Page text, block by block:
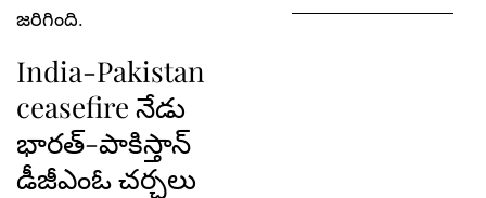
జరిగింది.
India-Pakistan
ceasefire నేడు
భారత్-పాకిస్తాన్
డీజీఎంఓ చర్చలు